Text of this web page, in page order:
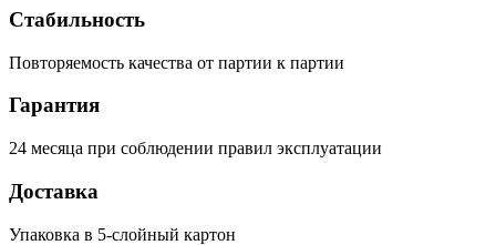
Стабильность
Повторяемость качества от партии к партии
Гарантия
24 месяца при соблюдении правил эксплуатации
Доставка
Упаковка в 5-слойный картон